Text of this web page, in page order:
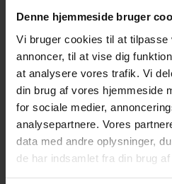
Denne hjemmeside bruger
Vi bruger cookies til at tilpasse
annoncer, til at vise dig
at analysere vores trafik. Vi
din brug af vores hjemmeside
for sociale medier,
analysepartnere. Vores
data med andre oplysninger,
de har indsamlet fra din brug
Sproghuset
Ny i Danmark og over
du dansk, matematik,
samfundsfag, så du
folkeskolens